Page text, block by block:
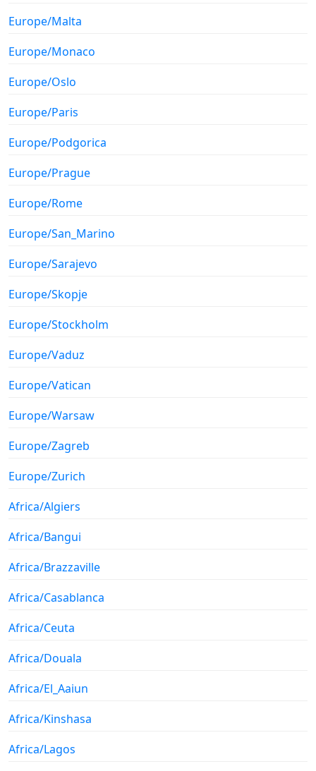
Europe/Malta
Europe/Monaco
Europe/Oslo
Europe/Paris
Europe/Podgorica
Europe/Prague
Europe/Rome
Europe/San_Marino
Europe/Sarajevo
Europe/Skopje
Europe/Stockholm
Europe/Vaduz
Europe/Vatican
Europe/Warsaw
Europe/Zagreb
Europe/Zurich
Africa/Algiers
Africa/Bangui
Africa/Brazzaville
Africa/Casablanca
Africa/Ceuta
Africa/Douala
Africa/El_Aaiun
Africa/Kinshasa
Africa/Lagos